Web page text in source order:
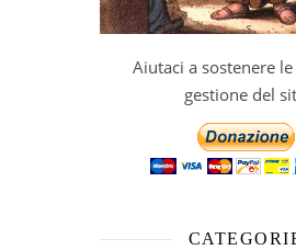
Aiutaci a sostenere
gestione del